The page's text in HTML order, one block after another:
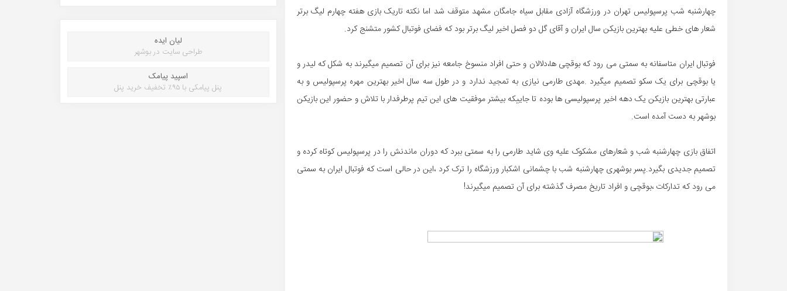
چهارشنبه شب پرسپولیس تهران در ورزشگاه آزادی مقابل سیاه جامگان مشهد متوقف شد اما نکته تاریک بازی هفته چهارم لیگ برتر
شعار های خطی علیه بهترین بازیکن سال ایران و آقای گل دو فصل اخیر لیگ برتر بود که فضای فوتبال کشور متشنج کرد.
فوتبال ایران متاسفانه به سمتی می رود که بوقچی ها،دلالان و حتی افراد منسوخ جامعه نیز برای آن تصمیم میگیرند به شکل که لیدر و
یا بوقچی برای یک سکو تصمیم میگیرد .مهدی طارمی نیازی به تمجید ندارد و در طول سه سال اخیر بهترین مهره پرسپولیس و به
عبارتی بهترین بازیکن یک دهه اخیر پرسپولیسی ها بوده تا جاییکه بیشتر موفقیت های این تیم پرطرفدار با تلاش و حضور این بازیکن
بوشهر به دست آمده است.
اتفاق بازی چهارشنبه شب و شعارهای مشکوک علیه وی شاید طارمی را به سمتی ببرد که دوران ماندنش را در پرسپولیس کوتاه کرده و
تصمیم جدیدی بگیرد.پسر بوشهری چهارشنبه شب با چشمانی اشکبار ورزشگاه را ترک کرد ،این در حالی است که فوتبال ایران به سمتی
می رود که تدارکات ،بوقچی و افراد تاریخ مصرف گذشته برای آن تصمیم میگیرند!
لیان ایده
طراحی سایت در بوشهر
اسپید پیامک
پنل پیامکی با ۹۵٪ تخفیف خرید پنل